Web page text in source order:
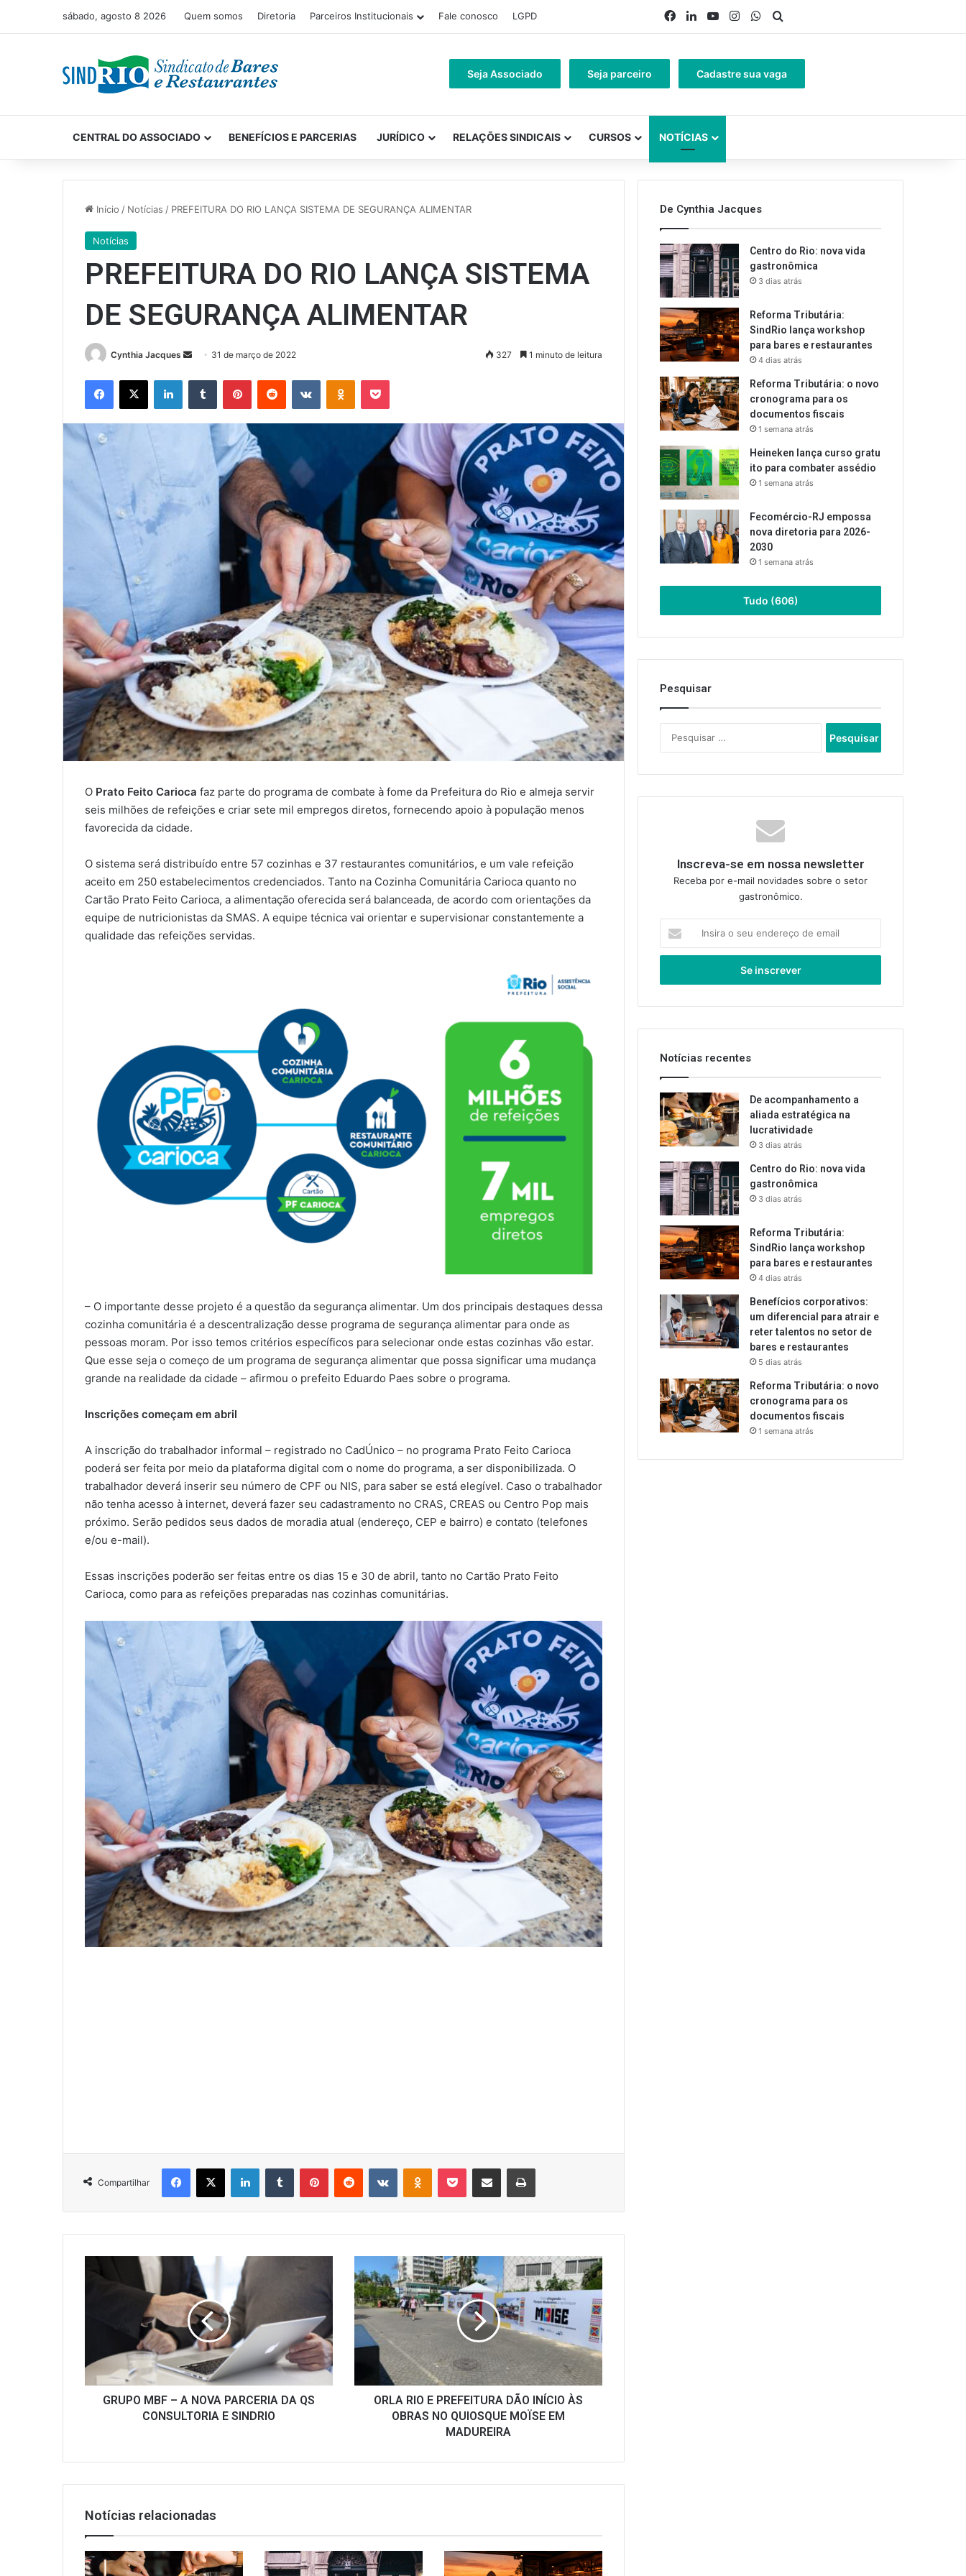
sábado, agosto 8 2026 Quem somos Diretoria Parceiros Institucionais Fale conosco LGPD Facebook
LinkedinYouTubeInstagramWhatsApp
Seja Associado Seja parceiro Cadastre sua vaga
CENTRAL DO ASSOCIADO BENEFÍCIOS E PARCERIAS JURÍDICO RELAÇÕES SINDICAIS CURSOS NOTÍCIAS
Início / Notícias / PREFEITURA DO RIO LANÇA SISTEMA DE SEGURANÇA ALIMENTAR
Notícias
PREFEITURA DO RIO LANÇA SISTEMA
DE SEGURANÇA ALIMENTAR
Cynthia Jacques
Mande31 de março de 2022 327 1 minuto de leitura
Facebook
X LinkedinTumblr PinterestReddit VK OK Pocket
O Prato Feito Carioca faz parte do programa de combate à fome da Prefeitura do Rio e almeja servir
seis milhões de refeições e criar sete mil empregos diretos, fornecendo apoio à população menos
favorecida da cidade.
O sistema será distribuído entre 57 cozinhas e 37 restaurantes comunitários, e um vale refeição
aceito em 250 estabelecimentos credenciados. Tanto na Cozinha Comunitária Carioca quanto no
Cartão Prato Feito Carioca, a alimentação oferecida será balanceada, de acordo com orientações da
equipe de nutricionistas da SMAS. A equipe técnica vai orientar e supervisionar constantemente a
qualidade das refeições servidas.
– O importante desse projeto é a questão da segurança alimentar. Um dos principais destaques dessa
cozinha comunitária é a descentralização desse programa de segurança alimentar para onde as
pessoas moram. Por isso temos critérios específicos para selecionar onde estas cozinhas vão estar.
Que esse seja o começo de um programa de segurança alimentar que possa significar uma mudança
grande na realidade da cidade – afirmou o prefeito Eduardo Paes sobre o programa.
Inscrições começam em abril
A inscrição do trabalhador informal – registrado no CadÚnico – no programa Prato Feito Carioca
poderá ser feita por meio da plataforma digital com o nome do programa, a ser disponibilizada. O
trabalhador deverá inserir seu número de CPF ou NIS, para saber se está elegível. Caso o trabalhador
não tenha acesso à internet, deverá fazer seu cadastramento no CRAS, CREAS ou Centro Pop mais
próximo. Serão pedidos seus dados de moradia atual (endereço, CEP e bairro) e contato (telefones
e/ou e-mail).
Essas inscrições poderão ser feitas entre os dias 15 e 30 de abril, tanto no Cartão Prato Feito
Carioca, como para as refeições preparadas nas cozinhas comunitárias.
Compartilhar
Facebook
X LinkedinTumblr PinterestReddit VK OK Pocket Compartilhar via e-mail Imprimir
MBF
QS
CONSULTORIA
GRUPO MBF – A NOVA PARCERIA DA QS
CONSULTORIA E SINDRIO
RIO
E
PREFEITURA
DÃO
INÍCIO
OBRAS
NO
QUIOSQUE
ORLA RIO E PREFEITURA DÃO INÍCIO ÀS
OBRAS NO QUIOSQUE MOÏSE EM
MADUREIRA
Notícias relacionadas
De Cynthia Jacques
Centro do Rio: nova vida
gastronômica
3 dias atrás
Reforma Tributária:
SindRio lança workshop
para bares e restaurantes
4 dias atrás
Reforma Tributária: o novo
cronograma para os
documentos fiscais
1 semana atrás
Heineken lança curso gratu
ito para combater assédio
1 semana atrás
Fecomércio-RJ empossa
nova diretoria para 2026-
2030
1 semana atrás
Tudo (606)
Pesquisar
por:
Inscreva-se em nossa newsletter
Receba por e-mail novidades sobre o setor
gastronômico.
seu
de
Notícias recentes
De acompanhamento a
aliada estratégica na
lucratividade
3 dias atrás
Centro do Rio: nova vida
gastronômica
3 dias atrás
Reforma Tributária:
SindRio lança workshop
para bares e restaurantes
4 dias atrás
Benefícios corporativos:
um diferencial para atrair e
reter talentos no setor de
bares e restaurantes
5 dias atrás
Reforma Tributária: o novo
cronograma para os
documentos fiscais
1 semana atrás